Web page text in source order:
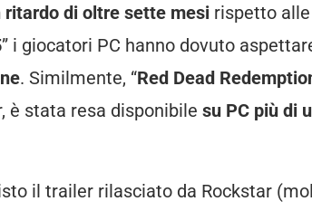
ritardo di oltre sette mesi rispetto
” i giocatori PC hanno dovuto
. Similmente, “Red Dead
è stata resa disponibile su PC più di
il trailer rilasciato da Rockstar